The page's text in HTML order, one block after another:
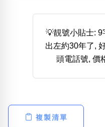
888尾
999尾 777
全大數字
5萬以上
💡靚號小貼士:
出左約30年了,
頭電話號, 價
複製清單